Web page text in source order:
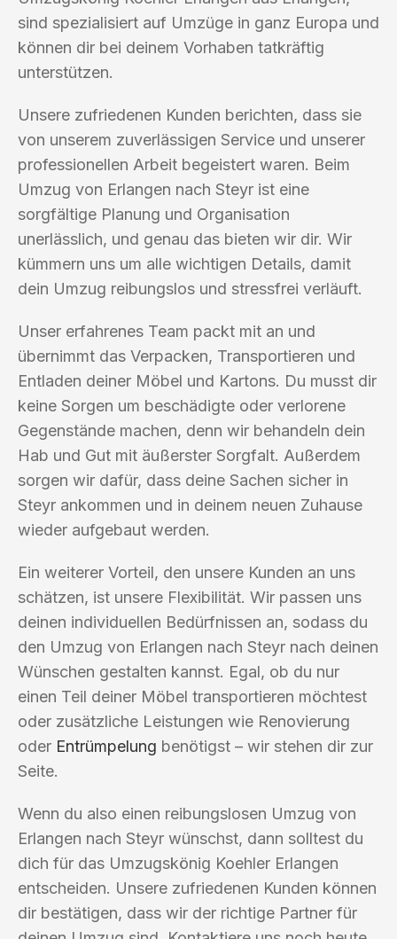
sind spezialisiert auf Umzüge in ganz Europa und
können dir bei deinem Vorhaben tatkräftig
unterstützen.
Unsere zufriedenen Kunden berichten, dass sie
von unserem zuverlässigen Service und unserer
professionellen Arbeit begeistert waren. Beim
Umzug von Erlangen nach Steyr ist eine
sorgfältige Planung und Organisation
unerlässlich, und genau das bieten wir dir. Wir
kümmern uns um alle wichtigen Details, damit
dein Umzug reibungslos und stressfrei verläuft.
Unser erfahrenes Team packt mit an und
übernimmt das Verpacken, Transportieren und
Entladen deiner Möbel und Kartons. Du musst dir
keine Sorgen um beschädigte oder verlorene
Gegenstände machen, denn wir behandeln dein
Hab und Gut mit äußerster Sorgfalt. Außerdem
sorgen wir dafür, dass deine Sachen sicher in
Steyr ankommen und in deinem neuen Zuhause
wieder aufgebaut werden.
Ein weiterer Vorteil, den unsere Kunden an uns
schätzen, ist unsere Flexibilität. Wir passen uns
deinen individuellen Bedürfnissen an, sodass du
den Umzug von Erlangen nach Steyr nach deinen
Wünschen gestalten kannst. Egal, ob du nur
einen Teil deiner Möbel transportieren möchtest
oder zusätzliche Leistungen wie Renovierung
oder Entrümpelung benötigst – wir stehen dir zur
Seite.
Wenn du also einen reibungslosen Umzug von
Erlangen nach Steyr wünschst, dann solltest du
dich für das Umzugskönig Koehler Erlangen
entscheiden. Unsere zufriedenen Kunden können
dir bestätigen, dass wir der richtige Partner für